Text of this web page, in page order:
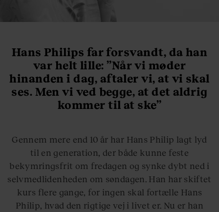
Hans Philips far forsvandt, da han
var helt lille: ”Når vi møder
hinanden i dag, aftaler vi, at vi skal
ses. Men vi ved begge, at det aldrig
kommer til at ske”
Gennem mere end 10 år har Hans Philip lagt lyd
til en generation, der både kunne feste
bekymringsfrit om fredagen og synke dybt ned i
selvmedlidenheden om søndagen. Han har skiftet
kurs flere gange, for ingen skal fortælle Hans
Philip, hvad den rigtige vej i livet er. Nu er han